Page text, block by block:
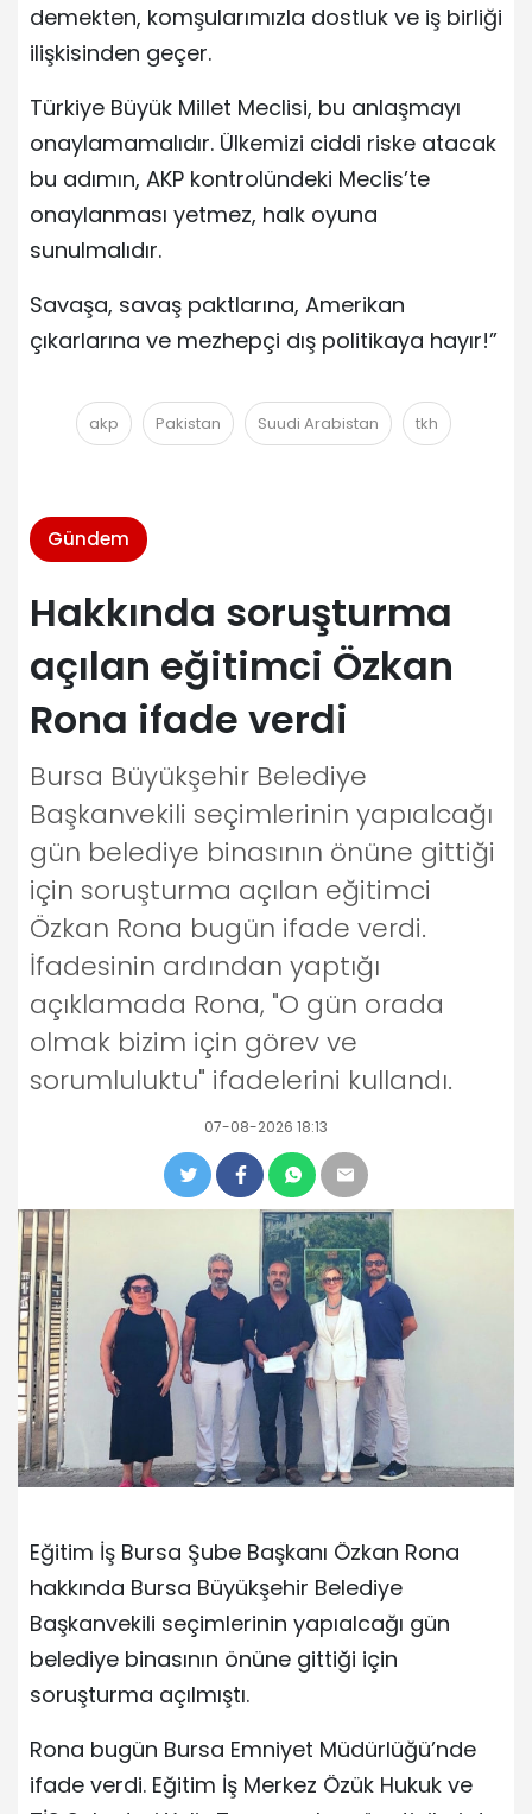
demekten, komşularımızla dostluk ve iş birliği
ilişkisinden geçer.
Türkiye Büyük Millet Meclisi, bu anlaşmayı
onaylamamalıdır. Ülkemizi ciddi riske atacak
bu adımın, AKP kontrolündeki Meclis’te
onaylanması yetmez, halk oyuna
sunulmalıdır.
Savaşa, savaş paktlarına, Amerikan
çıkarlarına ve mezhepçi dış politikaya hayır!”
akp Pakistan Suudi Arabistan tkh
Gündem
Hakkında soruşturma
açılan eğitimci Özkan
Rona ifade verdi
Bursa Büyükşehir Belediye
Başkanvekili seçimlerinin yapıalcağı
gün belediye binasının önüne gittiği
için soruşturma açılan eğitimci
Özkan Rona bugün ifade verdi.
İfadesinin ardından yaptığı
açıklamada Rona, "O gün orada
olmak bizim için görev ve
sorumluluktu" ifadelerini kullandı.
07-08-2026 18:13
Eğitim İş Bursa Şube Başkanı Özkan Rona
hakkında Bursa Büyükşehir Belediye
Başkanvekili seçimlerinin yapıalcağı gün
belediye binasının önüne gittiği için
soruşturma açılmıştı.
Rona bugün Bursa Emniyet Müdürlüğü’nde
ifade verdi. Eğitim İş Merkez Özük Hukuk ve